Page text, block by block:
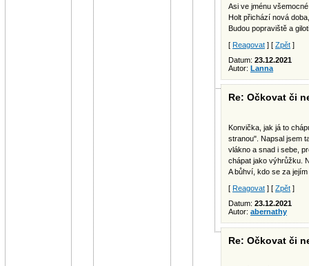
Asi ve jménu
Holt přichází nová
Budou popraviště a
[ Reagovat ] [ Zpět ]
Datum: 23.12.2021
Autor: Lanna
Re: Očkovat či
Konvička, jak já to
stranou". Napsal jsem
vlákno a snad i sebe,
chápat jako výhrůžku.
A bůhví, kdo se za
[ Reagovat ] [ Zpět ]
Datum: 23.12.2021
Autor: abernathy
Re: Očkovat či